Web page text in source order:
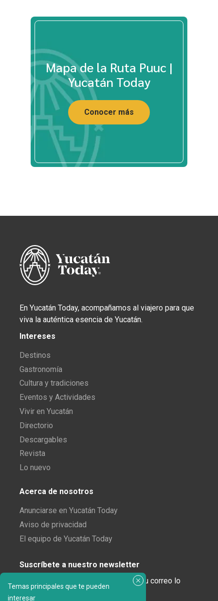
Temas principales que te pueden
interesar
Mapa de la Ruta Puuc |
Yucatán Today
Conocer más
En Yucatán Today, acompañamos al viajero para que
viva la auténtica esencia de Yucatán.
Intereses
Destinos
Gastronomía
Cultura y tradiciones
Eventos y Actividades
Vivir en Yucatán
Directorio
Descargables
Revista
Lo nuevo
Acerca de nosotros
Anunciarse en Yucatán Today
Aviso de privacidad
El equipo de Yucatán Today
Suscríbete a nuestro newsletter
¿Enamorado de Yucatán? Recibe en tu correo lo
mejor de Yucatán Today.